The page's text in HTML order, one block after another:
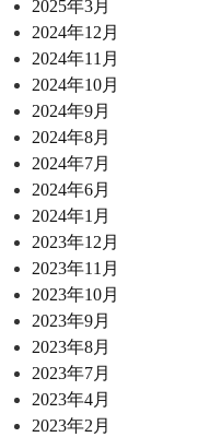
2025年3月
2024年12月
2024年11月
2024年10月
2024年9月
2024年8月
2024年7月
2024年6月
2024年1月
2023年12月
2023年11月
2023年10月
2023年9月
2023年8月
2023年7月
2023年4月
2023年2月